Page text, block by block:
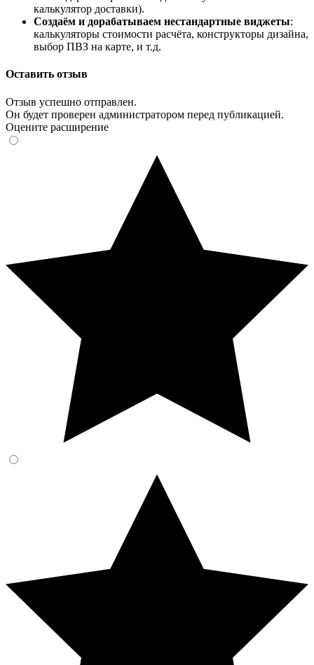
калькулятор доставки).
Создаём и дорабатываем нестандартные виджеты:
калькуляторы стоимости расчёта, конструкторы дизайна,
выбор ПВЗ на карте, и т.д.
Оставить отзыв
Отзыв успешно отправлен.
Он будет проверен администратором перед публикацией.
Оцените расширение